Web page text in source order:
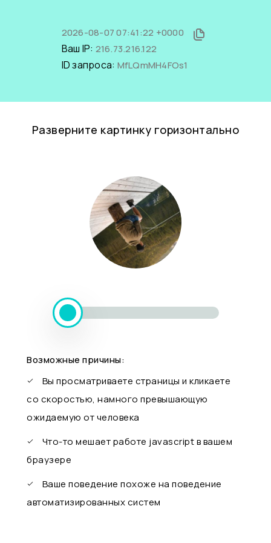
2026-08-07 07:41:22 +0000
Ваш IP: 216.73.216.122
ID запроса: MfLQmMH4FOs1
Разверните картинку горизонтально
Возможные причины:
Вы просматриваете страницы и кликаете
со скоростью, намного превышающую
ожидаемую от человека
Что-то мешает работе javascript в вашем
браузере
Ваше поведение похоже на поведение
автоматизированных систем